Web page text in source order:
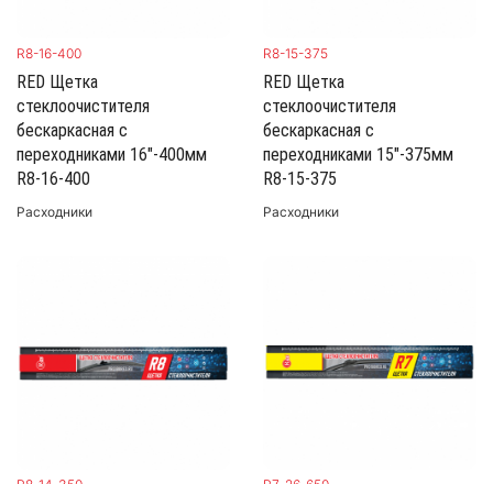
R8-16-400
RED Щетка
стеклоочистителя
бескаркасная с
переходниками 16"-400мм
R8-16-400
Расходники
R8-15-375
RED Щетка
стеклоочистителя
бескаркасная с
переходниками 15"-375мм
R8-15-375
Расходники